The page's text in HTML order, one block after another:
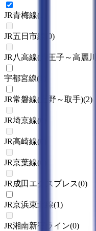
JR青梅線(
JR五日市線 0)
JR八高線(八王子～高麗川)
宇都宮線(
JR常磐線(上野～取手)(2)
JR埼京線(
JR高崎線(
JR京葉線(
JR成田エクスプレス(0)
JR京浜東北線(1)
JR湘南新宿ライン(0)